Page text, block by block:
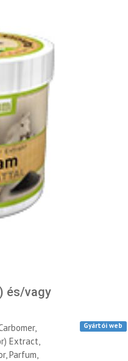
és/vagy
Extract,
Parfum,
Gyártói web